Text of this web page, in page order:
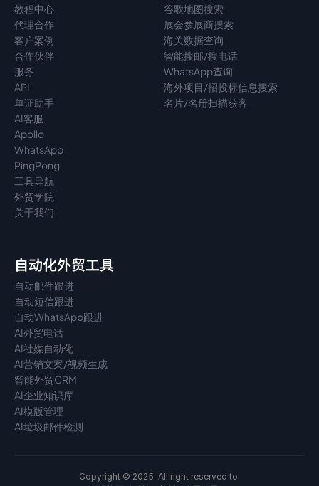
教程中心
代理合作
客户案例
合作伙伴
服务
API
单证助手
AI客服
Apollo
WhatsApp
PingPong
工具导航
外贸学院
关于我们
谷歌地图搜索
展会参展商搜索
海关数据查询
智能搜邮/搜电话
WhatsApp查询
海外项目/招投标信息搜索
名片/名册扫描获客
自动化外贸工具
自动邮件跟进
自动短信跟进
自动WhatsApp跟进
AI外贸电话
AI社媒自动化
AI营销文案/视频生成
智能外贸CRM
AI企业知识库
AI模版管理
AI垃圾邮件检测
Copyright © 2025. All right reserved to